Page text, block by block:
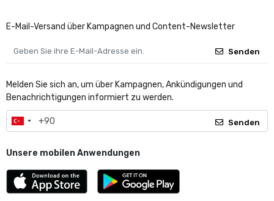
E-Mail-Versand über Kampagnen und Content-Newsletter
Senden
Melden Sie sich an, um über Kampagnen, Ankündigungen und
Benachrichtigungen informiert zu werden.
Senden
Unsere mobilen Anwendungen